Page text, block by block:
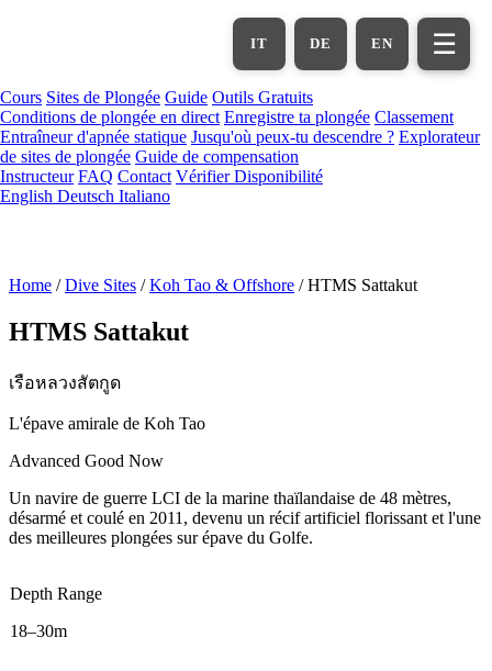
EN
DE
IT ☰
Cours Sites de Plongée Guide Outils Gratuits
Conditions de plongée en direct Enregistre ta plongée Classement
Entraîneur d'apnée statique Jusqu'où peux-tu descendre ? Explorateur
de sites de plongée Guide de compensation
Instructeur FAQ Contact Vérifier Disponibilité
English Deutsch Italiano
Home / Dive Sites / Koh Tao & Offshore / HTMS Sattakut
HTMS Sattakut
เรือหลวงสัตกูด
L'épave amirale de Koh Tao
Advanced Good Now
Un navire de guerre LCI de la marine thaïlandaise de 48 mètres,
désarmé et coulé en 2011, devenu un récif artificiel florissant et l'une
des meilleures plongées sur épave du Golfe.
Depth Range
18–30m